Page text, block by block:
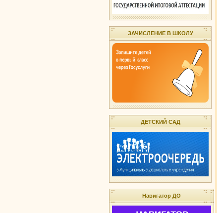
ЗАЧИСЛЕНИЕ В ШКОЛУ
ДЕТСКИЙ САД
Навигатор ДО